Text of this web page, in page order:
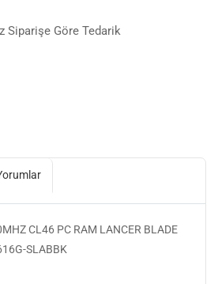
Siparişe Göre Tedarik
CL46 PC RAM LANCER BLADE
SLABBK